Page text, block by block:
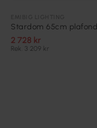
Stardom 65cm plafond
2 728 kr
Rek. 3 209 kr